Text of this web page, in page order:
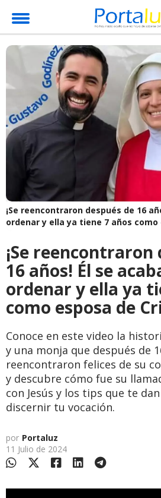
¡Se reencontraron después de 16
ordenar y ella ya tiene 7 años como
¡Se reencontraron
16 años! Él se
ordenar y ella ya
como esposa de
Conoce en este video la
y una monja que después de
reencontraron felices de su
y descubre cómo fue su
con Jesús y los tips que te
discernir tu vocación.
por Portaluz
11 Julio de 2024